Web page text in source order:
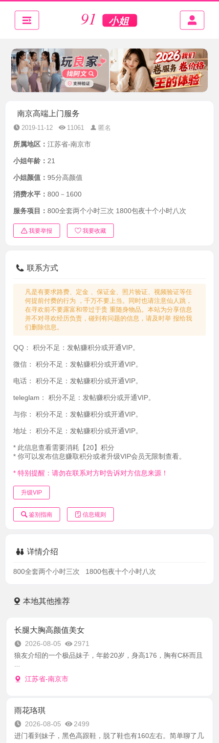
南京高端上门服务
2019-11-12 11061 匿名
所属地区： 江苏省-南京市
小姐年龄： 21
小姐颜值： 95分高颜值
消费水平： 800－1600
服务项目： 800全套两个小时三次 1800包夜十个小时八次
我要举报 我要收藏
联系方式
凡是有要求路费、定金 、保证金、照片验证、视频验证等任
何提前付费的行为 ，千万不要上当。同时也请注意仙人跳，
在寻欢前不要露富和带过于贵 重随身物品。本站为分享信息
并不对寻欢经历负责，碰到有问题的信息，请及时举 报给我
们删除信息。
QQ： 积分不足：发帖赚积分或开通VIP。
微信： 积分不足：发帖赚积分或开通VIP。
电话： 积分不足：发帖赚积分或开通VIP。
teleglam： 积分不足：发帖赚积分或开通VIP。
与你： 积分不足：发帖赚积分或开通VIP。
地址： 积分不足：发帖赚积分或开通VIP。
* 此信息查看需要消耗【20】积分
* 你可以发布信息赚取积分或者升级VIP会员无限制查看。
* 特别提醒：请勿在联系对方时告诉对方信息来源！
升级VIP
鉴别指南 信息规则
详情介绍
800全套两个小时三次 1800包夜十个小时八次
本地其他推荐
长腿大胸高颜值美女
2026-08-05
2971
狼友介绍的一个极品妹子，年龄20岁，身高176，胸有C杯而且
...
江苏省-南京市
雨花珞琪
2026-08-05
2499
进门看到妹子，黑色高跟鞋，脱了鞋也有160左右。简单聊了几